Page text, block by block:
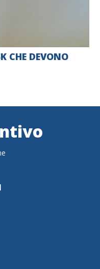
CHE DEVONO